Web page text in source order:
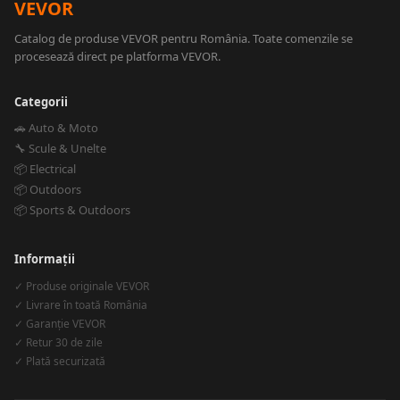
VEVOR
Catalog de produse VEVOR pentru România. Toate comenzile se
procesează direct pe platforma VEVOR.
Categorii
🚗 Auto & Moto
🔧 Scule & Unelte
📦 Electrical
📦 Outdoors
📦 Sports & Outdoors
Informații
✓ Produse originale VEVOR
✓ Livrare în toată România
✓ Garanție VEVOR
✓ Retur 30 de zile
✓ Plată securizată